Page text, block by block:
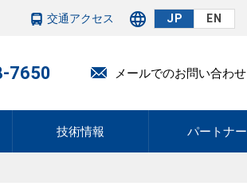
交通アクセス JP EN
7650 メールでのお問い合わせ
技術情報 パートナー